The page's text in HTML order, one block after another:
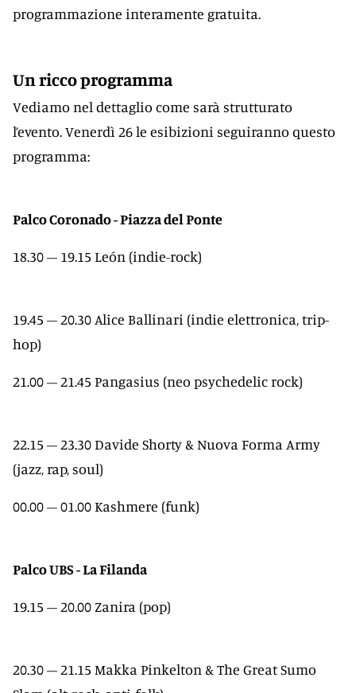
programmazione interamente gratuita.
Un ricco programma
Vediamo nel dettaglio come sarà strutturato
l’evento. Venerdì 26 le esibizioni seguiranno questo
programma:
Palco Coronado - Piazza del Ponte
18.30 – 19.15 León (indie-rock)
19.45 – 20.30 Alice Ballinari (indie elettronica, trip-
hop)
21.00 – 21.45 Pangasius (neo psychedelic rock)
22.15 – 23.30 Davide Shorty & Nuova Forma Army
(jazz, rap, soul)
00.00 – 01.00 Kashmere (funk)
Palco UBS - La Filanda
19.15 – 20.00 Zanira (pop)
20.30 – 21.15 Makka Pinkelton & The Great Sumo